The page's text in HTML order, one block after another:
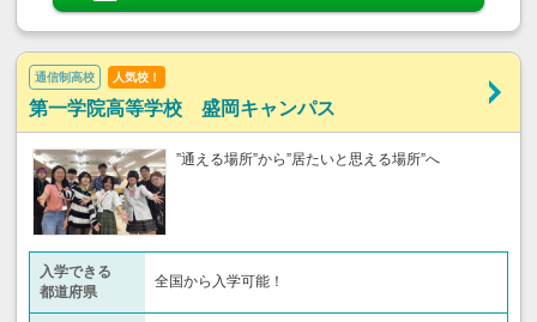
通信制高校 人気校！
第一学院高等学校 盛岡キャンパス
”通える場所”から”居たいと思える場所”へ
入学できる
都道府県
全国から入学可能！